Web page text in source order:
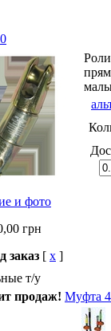
и фото
грн
заказ [ x ]
т/у
продаж! Муфта